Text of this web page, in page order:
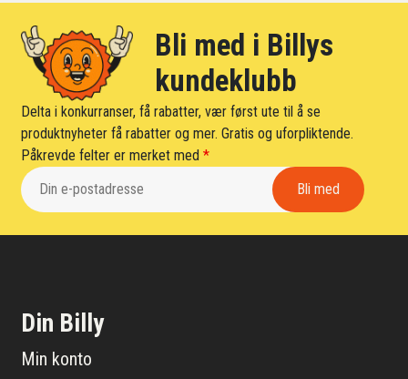
Bli med i Billys
kundeklubb
Delta i konkurranser, få rabatter, vær først ute til å se
produktnyheter få rabatter og mer. Gratis og uforpliktende.
Påkrevde felter er merket med*
Din Billy
Min konto